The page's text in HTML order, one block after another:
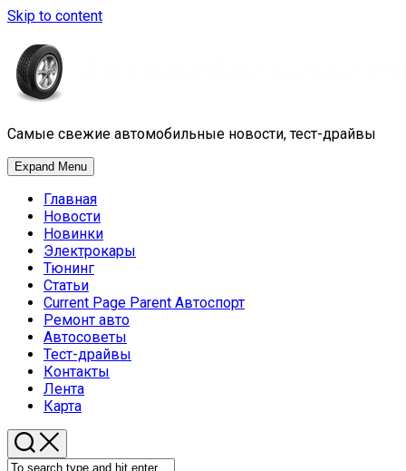
Skip to content
Самые свежие автомобильные новости, тест-драйвы
Expand Menu
Главная
Новости
Новинки
Электрокары
Тюнинг
Статьи
Current Page Parent Автоспорт
Ремонт авто
Автосоветы
Тест-драйвы
Контакты
Лента
Карта